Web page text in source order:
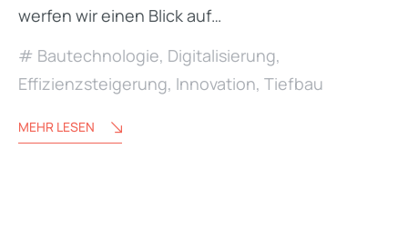
werfen wir einen Blick auf…
Bautechnologie, Digitalisierung,
Effizienzsteigerung, Innovation, Tiefbau
MEHR LESEN